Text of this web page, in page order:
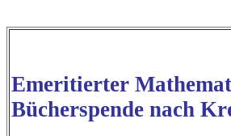
Emeritierter
Bücherspende nach